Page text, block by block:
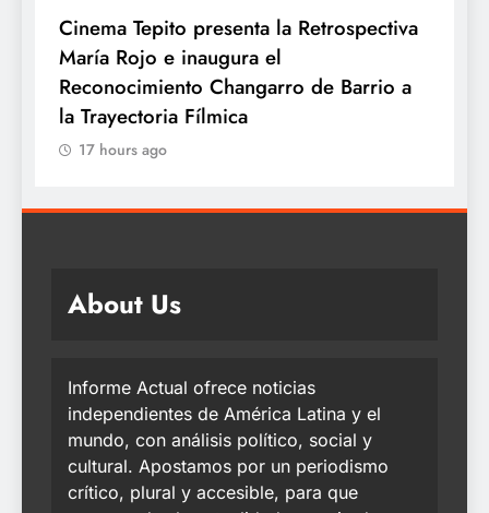
la Retrospectiva
el
Changarro de Barrio a
Kyoto celebra el Día
17 hours ago
About Us
Informe Actual ofrece noticias
independientes de América Latina y el
mundo, con análisis político, social y
cultural. Apostamos por un periodismo
crítico, plural y accesible, para que